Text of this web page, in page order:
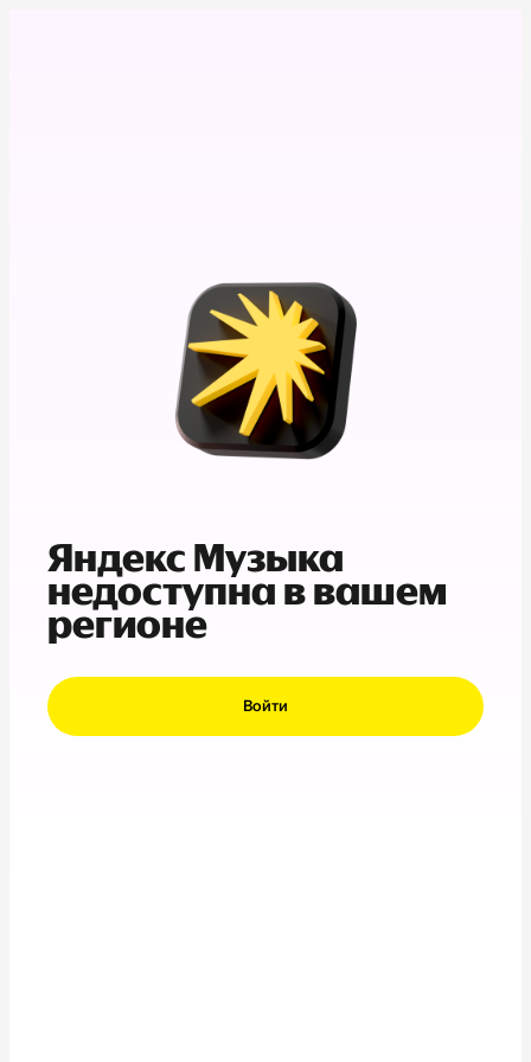
Яндекс Музыка
недоступна в вашем
регионе
Войти